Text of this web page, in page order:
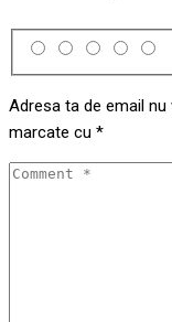
Adresa ta de email nu
marcate cu *